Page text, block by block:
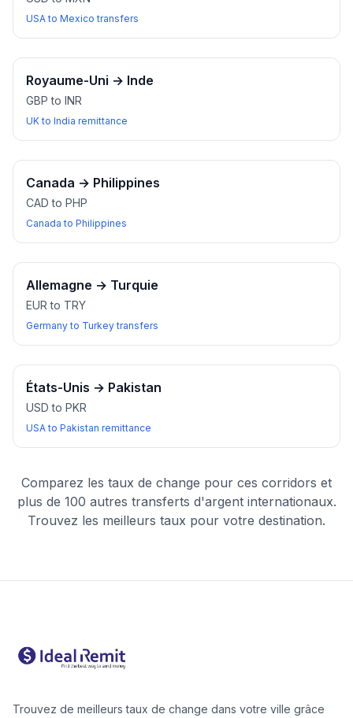
USA to Mexico transfers
Royaume-Uni → Inde
GBP to INR
UK to India remittance
Canada → Philippines
CAD to PHP
Canada to Philippines
Allemagne → Turquie
EUR to TRY
Germany to Turkey transfers
États-Unis → Pakistan
USD to PKR
USA to Pakistan remittance
Comparez les taux de change pour ces corridors et
plus de 100 autres transferts d'argent internationaux.
Trouvez les meilleurs taux pour votre destination.
Trouvez de meilleurs taux de change dans votre ville grâce